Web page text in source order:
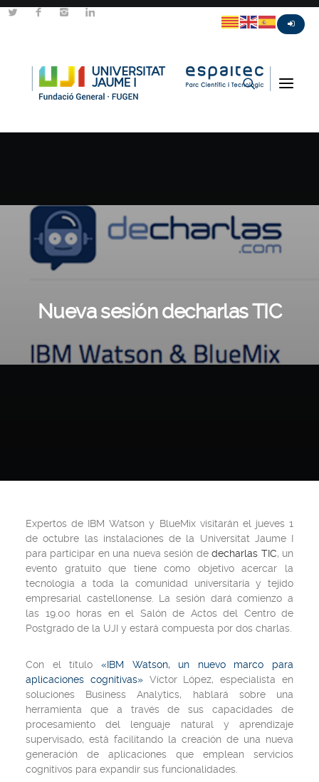
Nueva sesión decharlas TIC
Expertos de IBM Watson y BlueMixvisitarán el jueves 1
de octubre las instalaciones de la Universitat Jaume I
para participar en una nueva sesión dedecharlas TIC, un
evento gratuito que tiene como objetivo acercar la
tecnología a toda la comunidad universitaria y tejido
empresarial castellonense. La sesión dará comienzo a
las 19.00 horas en el Salón de Actos del Centro de
Postgrado de la UJI y estará compuesta por dos charlas.
Con el título «IBM Watson, un nuevo marco para
aplicaciones cognitivas» Víctor López, especialista en
soluciones Business Analytics, hablará sobre una
herramienta que a través de sus capacidades de
procesamiento del lenguaje natural y aprendizaje
supervisado, está facilitando la creación de una nueva
generación de aplicaciones que emplean servicios
cognitivos para expandir sus funcionalidades.